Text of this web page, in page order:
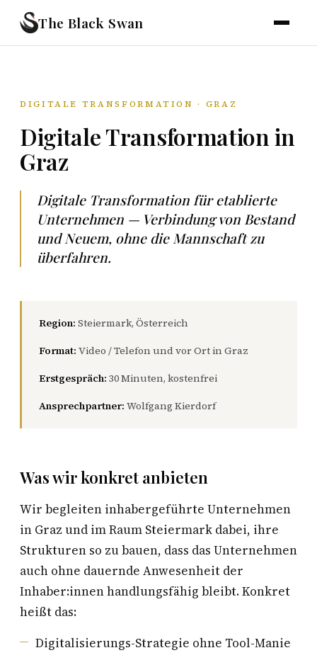
The Black Swan
DIGITALE TRANSFORMATION · GRAZ
Digitale Transformation in
Graz
Digitale Transformation für etablierte
Unternehmen — Verbindung von Bestand
und Neuem, ohne die Mannschaft zu
überfahren.
Region: Steiermark, Österreich
Format: Video / Telefon und vor Ort in Graz
Erstgespräch: 30 Minuten, kostenfrei
Ansprechpartner: Wolfgang Kierdorf
Was wir konkret anbieten
Wir begleiten inhabergeführte Unternehmen
in Graz und im Raum Steiermark dabei, ihre
Strukturen so zu bauen, dass das Unternehmen
auch ohne dauernde Anwesenheit der
Inhaber:innen handlungsfähig bleibt. Konkret
heißt das:
Digitalisierungs-Strategie ohne Tool-Manie